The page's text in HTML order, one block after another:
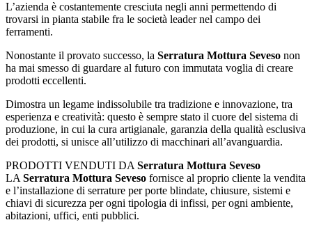
L’azienda è costantemente cresciuta negli anni permettendo di
trovarsi in pianta stabile fra le società leader nel campo dei
ferramenti.
Nonostante il provato successo, la Serratura Mottura Seveso non
ha mai smesso di guardare al futuro con immutata voglia di creare
prodotti eccellenti.
​Dimostra un legame indissolubile tra tradizione e innovazione, tra
esperienza e creatività: questo è sempre stato il cuore del sistema di
produzione, in cui la cura artigianale, garanzia della qualità esclusiva
dei prodotti, si unisce all’utilizzo di macchinari all’avanguardia.
PRODOTTI VENDUTI DA Serratura Mottura Seveso
LA Serratura Mottura Seveso fornisce al proprio cliente la vendita
e l’installazione di serrature per porte blindate, chiusure, sistemi e
chiavi di sicurezza per ogni tipologia di infissi, per ogni ambiente,
abitazioni, uffici, enti pubblici.